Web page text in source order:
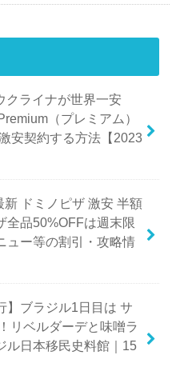
クライナが世界一安
（プレミアム）
安契約する方法【2023
新 ドミノピザ 激安 半額
全品50%OFFは週末限
ュー等の割引・攻略情
】ブラジル1日目は サ
リベルダーデと味噌ラ
ル日本移民史料館｜15